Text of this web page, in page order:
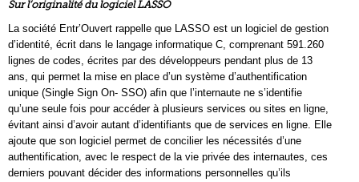
Sur l’originalité du logiciel LASSO
La société Entr’Ouvert rappelle que LASSO est un logiciel de gestion
d’identité, écrit dans le langage informatique C, comprenant 591.260
lignes de codes, écrites par des développeurs pendant plus de 13
ans, qui permet la mise en place d’un système d’authentification
unique (Single Sign On- SSO) afin que l’internaute ne s’identifie
qu’une seule fois pour accéder à plusieurs services ou sites en ligne,
évitant ainsi d’avoir autant d’identifiants que de services en ligne. Elle
ajoute que son logiciel permet de concilier les nécessités d’une
authentification, avec le respect de la vie privée des internautes, ces
derniers pouvant décider des informations personnelles qu’ils